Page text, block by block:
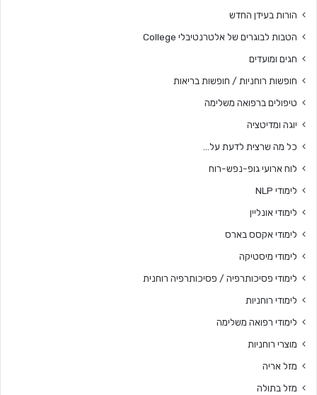
הורות בעידן החדש
הטבות לבוגרים של אלטרנטיבלי College
חגים ומועדים
חופשות רוחניות / חופשות בריאות
טיפולים ברפואה משלימה
יוגה ומדיטציה
כל מה שרצית לדעת על…
לוח ארועי גופ-נפש-רוח
לימודי NLP
לימודי אונליין
לימודי אקסס בארס
לימודי מיסטיקה
לימודי פסיכותרפיה / פסיכותרפיה רוחנית
לימודי רוחניות
לימודי רפואה משלימה
מוצרי רוחניות
מזל אריה
מזל בתולה